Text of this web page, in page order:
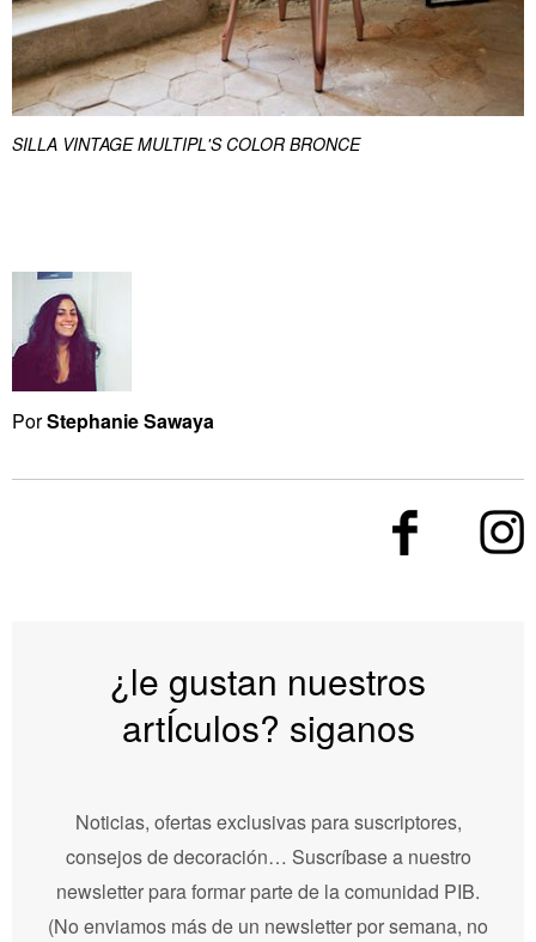
SILLA VINTAGE MULTIPL'S COLOR BRONCE
PorStephanie Sawaya
¿le gustan nuestros
artÍculos? siganos
Noticias, ofertas exclusivas para suscriptores,
consejos de decoración… Suscríbase a nuestro
newsletter para formar parte de la comunidad PIB.
(No enviamos más de un newsletter por semana, no